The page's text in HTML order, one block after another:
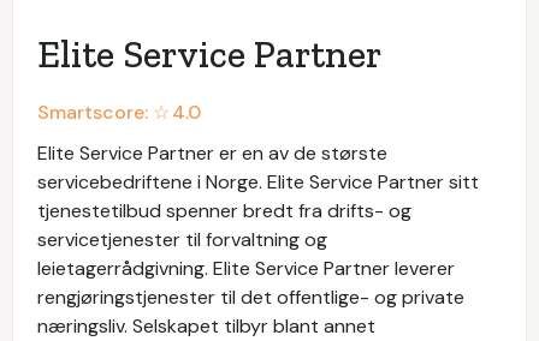
Elite Service Partner
Smartscore: ☆4.0
Elite Service Partner er en av de største
servicebedriftene i Norge. Elite Service Partner sitt
tjenestetilbud spenner bredt fra drifts- og
servicetjenester til forvaltning og
leietagerrådgivning. Elite Service Partner leverer
rengjøringstjenester til det offentlige- og private
næringsliv. Selskapet tilbyr blant annet